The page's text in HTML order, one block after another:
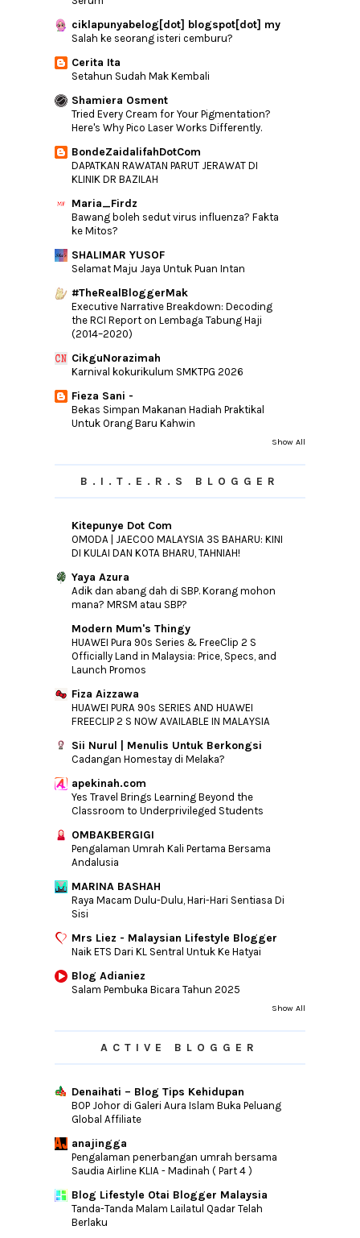
Guna
►February(15)
► January(12)
►2016(240)
► 2015(346)
►2014(46)
►2012(76)
►2011(10)
► 2010(44)
ciklapunyabelog[dot] blogspot[dot] my
Salah ke seorang isteri cemburu?
Cerita Ita
Setahun Sudah Mak Kembali
Shamiera Osment
Tried Every Cream for Your Pigmentation?
Here's Why Pico Laser Works Differently.
BondeZaidalifahDotCom
DAPATKAN RAWATAN PARUT JERAWAT DI
KLINIK DR BAZILAH
Maria_Firdz
Bawang boleh sedut virus influenza? Fakta
ke Mitos?
SHALIMAR YUSOF
Selamat Maju Jaya Untuk Puan Intan
#TheRealBloggerMak
Executive Narrative Breakdown: Decoding
the RCI Report on Lembaga Tabung Haji
(2014–2020)
CikguNorazimah
Karnival kokurikulum SMKTPG 2026
Fieza Sani -
Bekas Simpan Makanan Hadiah Praktikal
Untuk Orang Baru Kahwin
Show All
B.I.T.E.R.S BLOGGER
Kitepunye Dot Com
OMODA | JAECOO MALAYSIA 3S BAHARU: KINI
DI KULAI DAN KOTA BHARU, TAHNIAH!
Yaya Azura
Adik dan abang dah di SBP. Korang mohon
mana? MRSM atau SBP?
Modern Mum's Thingy
HUAWEI Pura 90s Series & FreeClip 2 S
Officially Land in Malaysia: Price, Specs, and
Launch Promos
Fiza Aizzawa
HUAWEI PURA 90s SERIES AND HUAWEI
FREECLIP 2 S NOW AVAILABLE IN MALAYSIA
Sii Nurul | Menulis Untuk Berkongsi
Cadangan Homestay di Melaka?
apekinah.com
Yes Travel Brings Learning Beyond the
Classroom to Underprivileged Students
OMBAKBERGIGI
Pengalaman Umrah Kali Pertama Bersama
Andalusia
MARINA BASHAH
Raya Macam Dulu-Dulu, Hari-Hari Sentiasa Di
Sisi
Mrs Liez - Malaysian Lifestyle Blogger
Naik ETS Dari KL Sentral Untuk Ke Hatyai
Blog Adianiez
Salam Pembuka Bicara Tahun 2025
Show All
ACTIVE BLOGGER
Denaihati – Blog Tips Kehidupan
BOP Johor di Galeri Aura Islam Buka Peluang
Global Affiliate
anajingga
Pengalaman penerbangan umrah bersama
Saudia Airline KLIA - Madinah ( Part 4 )
Blog Lifestyle Otai Blogger Malaysia
Tanda-Tanda Malam Lailatul Qadar Telah
Berlaku